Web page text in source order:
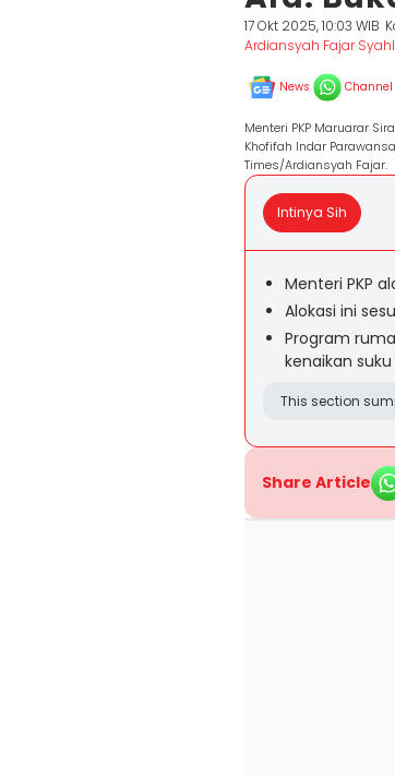
17 Okt 2025, 10:03 WIB
Ardiansyah Fajar
News Channel
Menteri PKP Maruarar
Khofifah Indar
Times/Ardiansyah Fajar.
Intinya Sih
Menteri PKP
Alokasi ini
Program
kenaikan
This section
Share Article